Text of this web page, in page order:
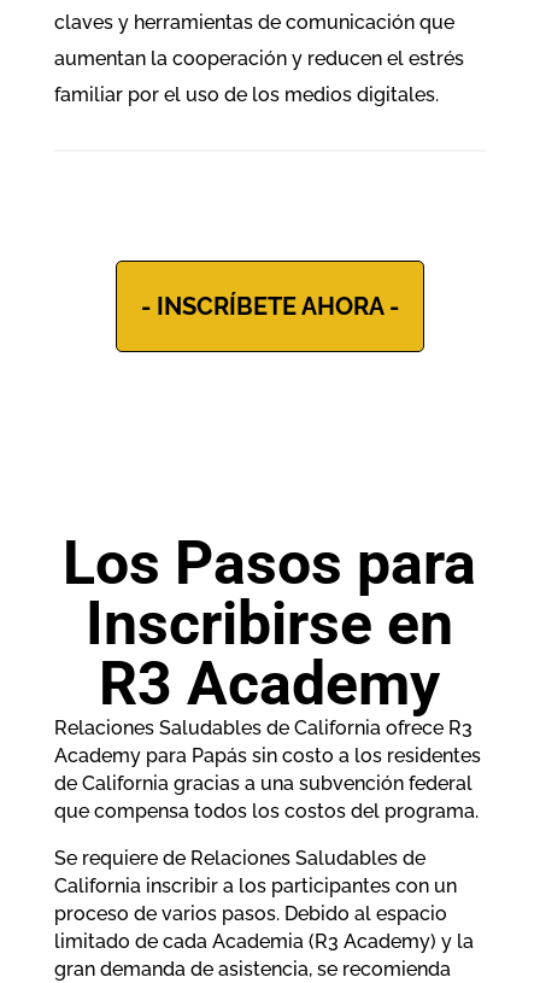
claves y herramientas de comunicación que
aumentan la cooperación y reducen el estrés
familiar por el uso de los medios digitales.
- INSCRÍBETE AHORA -
Los Pasos para
Inscribirse en
R3 Academy
Relaciones Saludables de California ofrece R3
Academy para Papás sin costo a los residentes
de California gracias a una subvención federal
que compensa todos los costos del programa.
Se requiere de Relaciones Saludables de
California inscribir a los participantes con un
proceso de varios pasos. Debido al espacio
limitado de cada Academia (R3 Academy) y la
gran demanda de asistencia, se recomienda